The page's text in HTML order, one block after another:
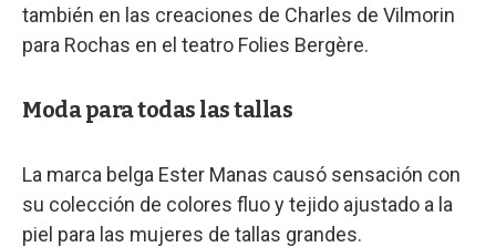
también en las creaciones de Charles de Vilmorin
para Rochas en el teatro Folies Bergère.
Moda para todas las tallas
La marca belga Ester Manas causó sensación con
su colección de colores fluo y tejido ajustado a la
piel para las mujeres de tallas grandes.